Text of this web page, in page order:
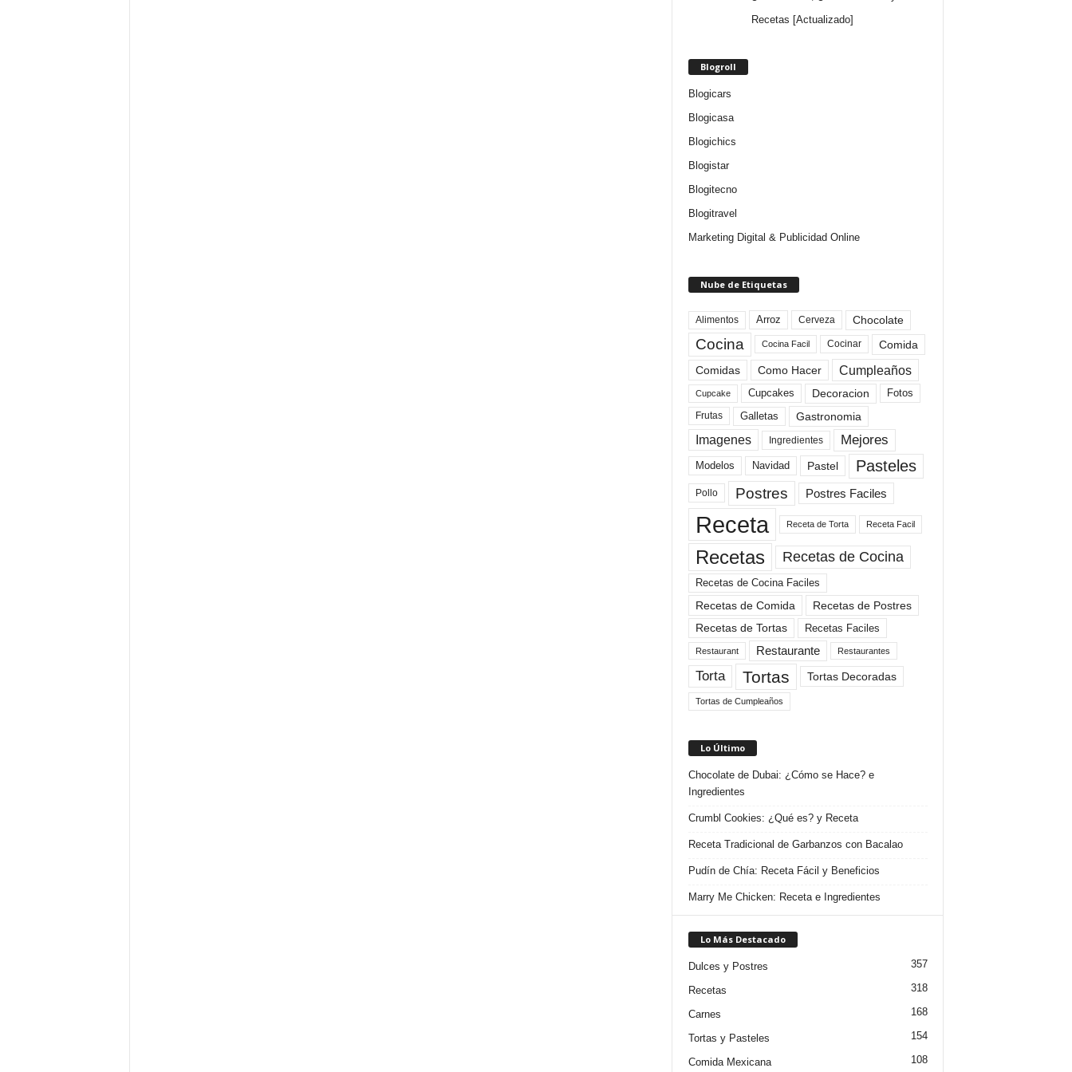
Recetas [Actualizado]
Blogroll
Blogicars
Blogicasa
Blogichics
Blogistar
Blogitecno
Blogitravel
Marketing Digital & Publicidad Online
Nube de Etiquetas
Alimentos Arroz Cerveza Chocolate
Cocina Cocina Facil Cocinar
Comida
Comidas
Como Hacer Cumpleaños
Cupcake Cupcakes Decoracion Fotos
Frutas Galletas Gastronomia
Imagenes Ingredientes Mejores
Modelos Navidad Pastel Pasteles
Pollo Postres Postres Faciles
Receta Receta de Torta Receta Facil
Recetas Recetas de Cocina
Recetas de Cocina Faciles
Recetas de Comida
Recetas de Postres
Recetas de Tortas
Recetas Faciles
Restaurant Restaurante Restaurantes
Torta Tortas Tortas Decoradas
Tortas de Cumpleaños
Lo Último
Chocolate de Dubai: ¿Cómo se Hace? e
Ingredientes
Crumbl Cookies: ¿Qué es? y Receta
Receta Tradicional de Garbanzos con Bacalao
Pudín de Chía: Receta Fácil y Beneficios
Marry Me Chicken: Receta e Ingredientes
Lo Más Destacado
Dulces y Postres 357
Recetas 318
Carnes 168
Tortas y Pasteles 154
Comida Mexicana 108